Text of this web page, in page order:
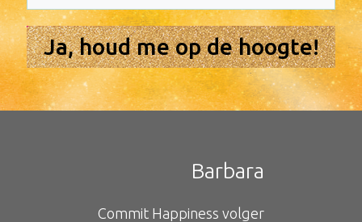
Ja, houd me op de hoogte!
​Barbara
​Commit Happiness volger